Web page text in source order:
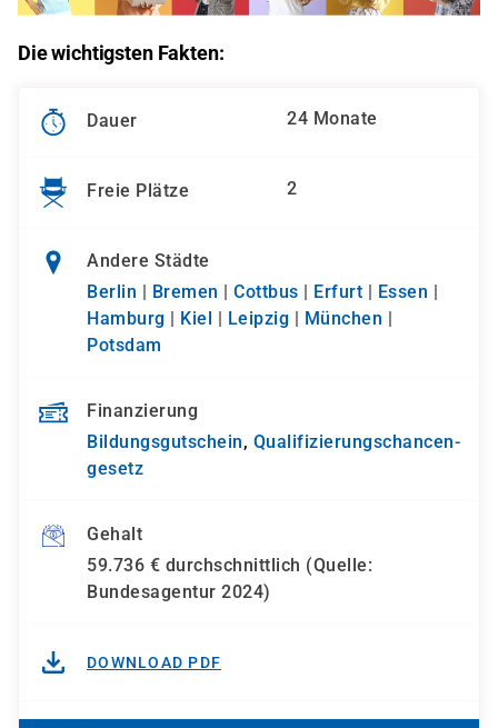
Die wichtigsten Fakten:
Dauer 24 Monate
Freie Plätze 2
Andere Städte
Berlin | Bremen | Cottbus | Erfurt | Essen |
Hamburg | Kiel | Leipzig | München |
Potsdam
Finanzierung
Bildungsgutschein, Qualifizierungs­chancen­
gesetz
Gehalt
59.736 € durchschnittlich (Quelle:
Bundesagentur 2024)
DOWNLOAD PDF